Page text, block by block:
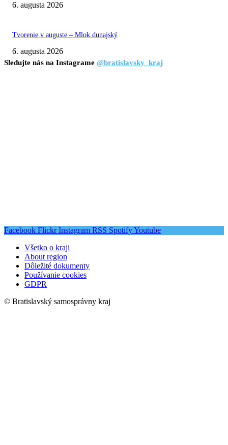
6. augusta 2026
Tvorenie v auguste – Mlok dunajský
6. augusta 2026
Sledujte nás na Instagrame @bratislavsky_kraj
Facebook Flickr Instagram RSS SpotifyYoutube
Všetko o kraji
About region
Dôležité dokumenty
Používanie cookies
GDPR
© Bratislavský samosprávny kraj